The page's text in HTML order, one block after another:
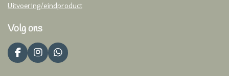
Uitvoering/eindproduct
Volg ons
F
a
I
n
W
h